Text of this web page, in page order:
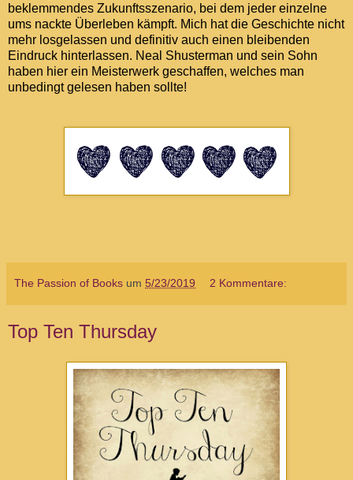
beklemmendes Zukunftsszenario, bei dem jeder einzelne
ums nackte Überleben kämpft. Mich hat die Geschichte nicht
mehr losgelassen und definitiv auch einen bleibenden
Eindruck hinterlassen. Neal Shusterman und sein Sohn
haben hier ein Meisterwerk geschaffen, welches man
unbedingt gelesen haben sollte!
The Passion of Books um 5/23/2019 2 Kommentare:
Top Ten Thursday